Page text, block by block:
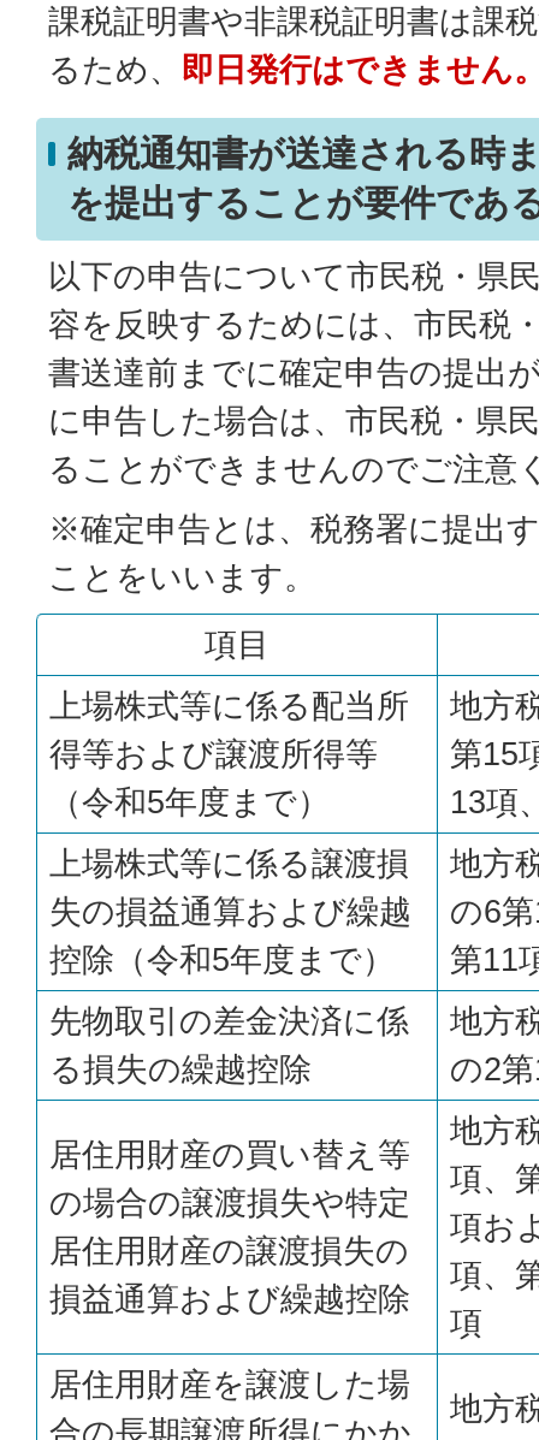
課税証明書や非課税証明書は課
るため、 即日発行はできません
納税通知書が送達される時
を提出することが要件であ
以下の申告について市民税・県
容を反映するためには、市民税
書送達前までに確定申告の提出
に申告した場合は、市民税・県
ることができませんのでご注意
※確定申告とは、税務署に提出
ことをいいます。
項目
上場株式等に係る配当所
得等および譲渡所得等
（令和5年度まで）
地方
第15
13項
上場株式等に係る譲渡損
失の損益通算および繰越
控除（令和5年度まで）
地方
の6
第11
先物取引の差金決済に係
る損失の繰越控除
地方
の2
居住用財産の買い替え等
の場合の譲渡損失や特定
居住用財産の譲渡損失の
損益通算および繰越控除
地方
項、
項お
項、
項
居住用財産を譲渡した場
合の長期譲渡所得にかか
地方